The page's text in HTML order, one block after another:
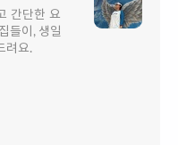
간단한 요
들이, 생일
려요.